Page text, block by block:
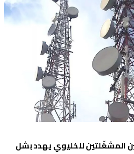
المشغّلتين للخليوي يهدد بشل